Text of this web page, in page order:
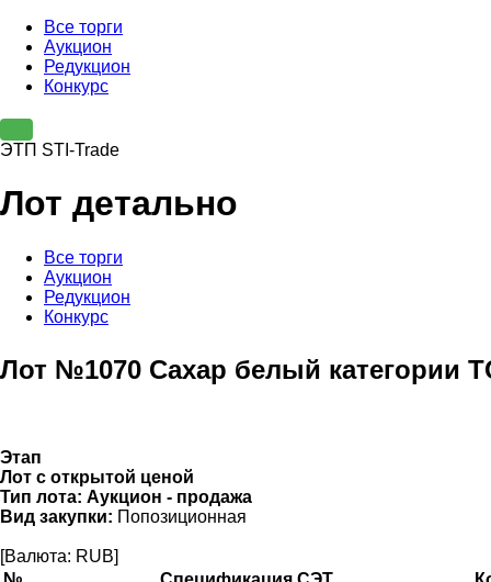
Все торги
Аукцион
Редукцион
Конкурс
ЭТП STI-Trade
Лот детально
Все торги
Аукцион
Редукцион
Конкурс
Лот №1070 Сахар белый категории
Этап
Лот с открытой ценой
Тип лота: Аукцион - продажа
Вид закупки: Попозиционная
[Валюта: RUB]